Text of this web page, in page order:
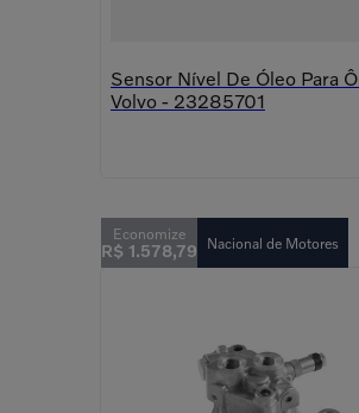
Sensor Nível De Óleo Para
Volvo - 23285701
R$ 1.578,79 Nacional de Motores